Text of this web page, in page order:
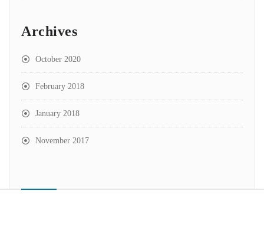
Archives
October 2020
February 2018
January 2018
November 2017